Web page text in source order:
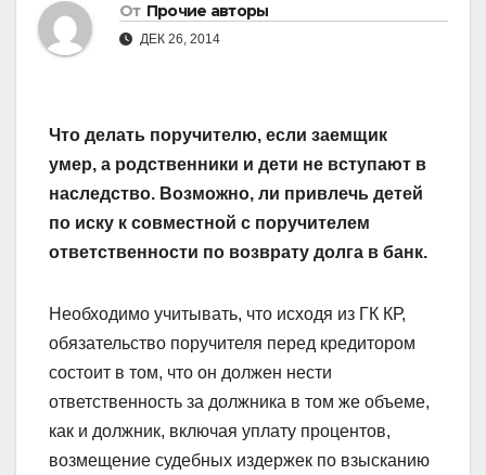
От Прочие авторы
ДЕК 26, 2014
Что делать поручителю, если заемщик
умер, а родственники и дети не вступают в
наследство. Возможно, ли привлечь детей
по иску к совместной с поручителем
ответственности по возврату долга в банк.
Необходимо учитывать, что исходя из ГК КР,
обязательство поручителя перед кредитором
состоит в том, что он должен нести
ответственность за должника в том же объеме,
как и должник, включая уплату процентов,
возмещение судебных издержек по взысканию